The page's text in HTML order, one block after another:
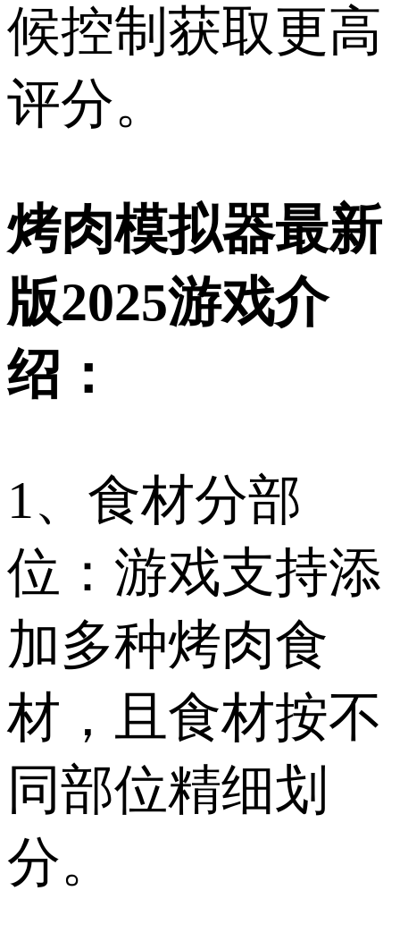
候控制获取更高
评分。
烤肉模拟器最新
版2025游戏介
绍：
1、食材分部
位：游戏支持添
加多种烤肉食
材，且食材按不
同部位精细划
分。